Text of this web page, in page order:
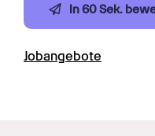
In 60 Sek.
Jobangebote